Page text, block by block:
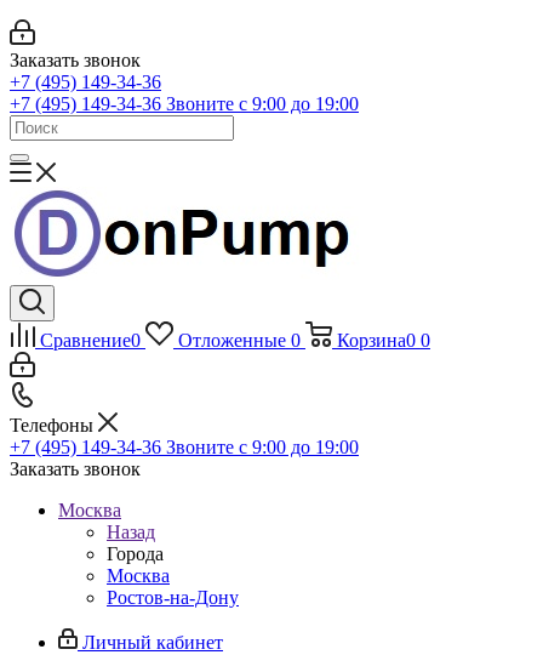
Заказать звонок
+7 (495) 149-34-36
+7 (495) 149-34-36 Звоните с 9:00 до 19:00
Сравнение0 Отложенные 0 Корзина0 0
Телефоны
+7 (495) 149-34-36 Звоните с 9:00 до 19:00
Заказать звонок
Москва
Назад
Города
Москва
Ростов-на-Дону
Личный кабинет